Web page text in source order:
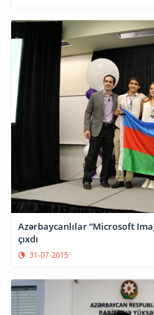
Azərbaycanlılar “Microsoft
çıxdı
31-07-2015